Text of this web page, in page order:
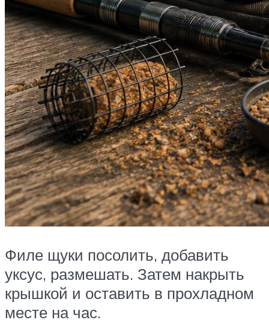
Филе щуки посолить, добавить
уксус, размешать. Затем накрыть
крышкой и оставить в прохладном
месте на час.